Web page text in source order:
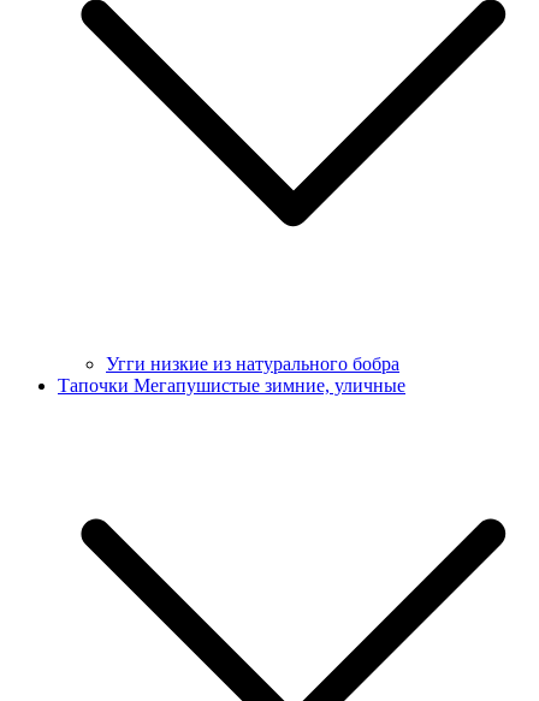
Угги низкие из натурального бобра
Тапочки Мегапушистые зимние, уличные